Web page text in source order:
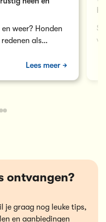
weer? Honden
als
Lees meer
ontvangen?
je graag nog leuke tips,
en aanbiedingen